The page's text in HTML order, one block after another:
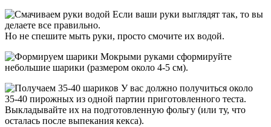
Если ваши руки выглядят так, то вы
делаете все правильно.
Но не спешите мыть руки, просто смочите их водой.
Мокрыми руками сформируйте
небольшие шарики (размером около 4-5 см).
У вас должно получиться около
35-40 пирожных из одной партии приготовленного теста.
Выкладывайте их на подготовленную фольгу (или ту, что
осталась после выпекания кекса).